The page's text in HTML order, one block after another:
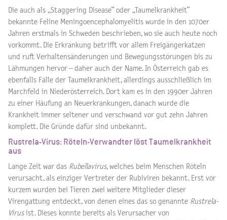
Die auch als „Staggering Disease“ oder „Taumelkrankheit“
bekannte Feline Meningoencephalomyelitis wurde in den 1070er
Jahren erstmals in Schweden beschrieben, wo sie auch heute noch
vorkommt. Die Erkrankung betrifft vor allem Freigängerkatzen
und ruft Verhaltensänderungen und Bewegungsstörungen bis zu
Lähmungen hervor – daher auch der Name. In Österreich gab es
ebenfalls Fälle der Taumelkrankheit, allerdings ausschließlich im
Marchfeld in Niederösterreich. Dort kam es in den 1990er Jahren
zu einer Häufung an Neuerkrankungen, danach wurde die
Krankheit immer seltener und verschwand vor gut zehn Jahren
komplett. Die Gründe dafür sind unbekannt.
Rustrela-Virus: Röteln-Verwandter löst Taumelkrankheit
aus
Lange Zeit war das Rubellavirus, welches beim Menschen Röteln
verursacht, als einziger Vertreter der Rubiviren bekannt. Erst vor
kurzem wurden bei Tieren zwei weitere Mitglieder dieser
Virengattung entdeckt, von denen eines das so genannte Rustrela-
Virusist. Dieses konnte bereits als Verursacher von